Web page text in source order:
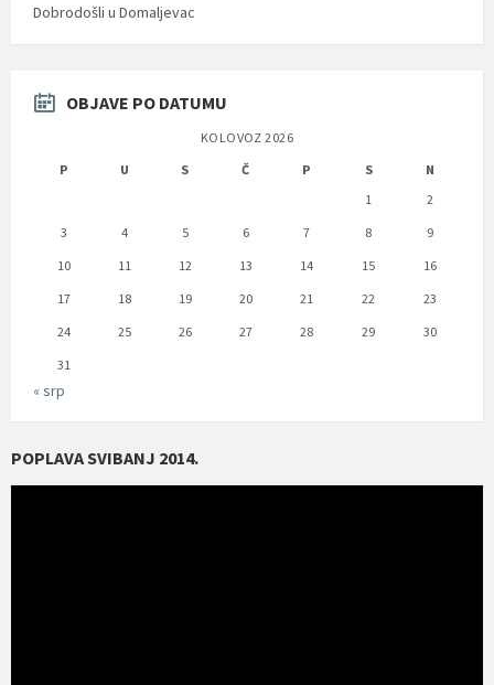
Dobrodošli u Domaljevac
OBJAVE PO DATUMU
KOLOVOZ 2026
P
U S Č P S
N
1
2
3
4 5 6 7 8
9
10
11 12 13 14 15
16
17
18 19 20 21 22
23
24
25 26 27 28 29
30
31
« srp
POPLAVA SVIBANJ 2014.